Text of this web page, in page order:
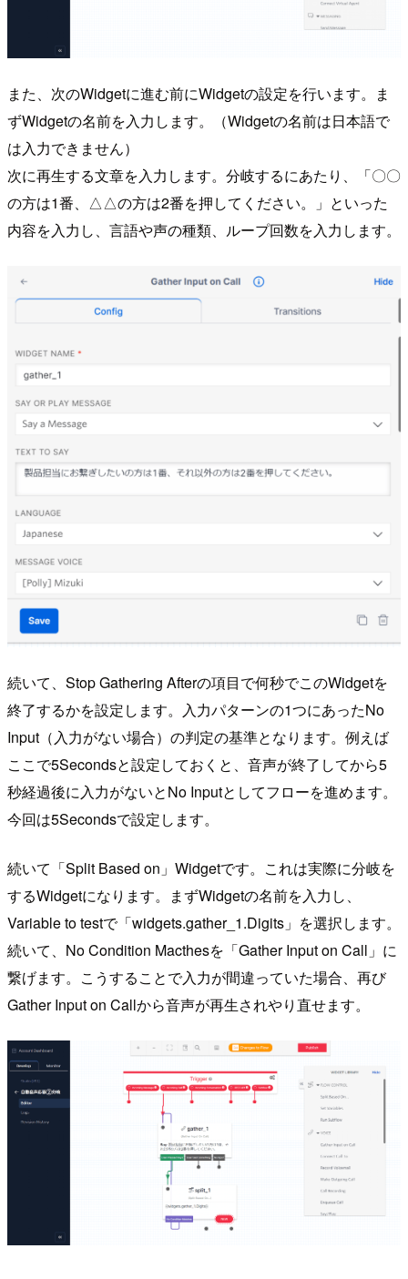
また、次のWidgetに進む前にWidgetの設定を行います。ま
ずWidgetの名前を入力します。（Widgetの名前は日本語で
は入力できません）
次に再生する文章を入力します。分岐するにあたり、「〇〇
の方は1番、△△の方は2番を押してください。」といった
内容を入力し、言語や声の種類、ループ回数を入力します。
続いて、Stop Gathering Afterの項目で何秒でこのWidgetを
終了するかを設定します。入力パターンの1つにあったNo
Input（入力がない場合）の判定の基準となります。例えば
ここで5Secondsと設定しておくと、音声が終了してから5
秒経過後に入力がないとNo Inputとしてフローを進めます。
今回は5Secondsで設定します。
続いて「Split Based on」Widgetです。これは実際に分岐を
するWidgetになります。まずWidgetの名前を入力し、
Variable to testで「widgets.gather_1.Digits」を選択します。
続いて、No Condition Macthesを「Gather Input on Call」に
繋げます。こうすることで入力が間違っていた場合、再び
Gather Input on Callから音声が再生されやり直せます。